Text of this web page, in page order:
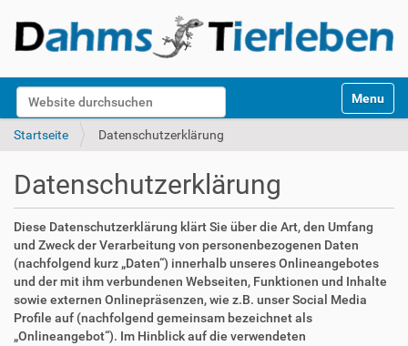
Website durchsuchen
k
Toggle
Startseite Datenschutzerklärung
Datenschutzerklärung
Diese Datenschutzerklärung klärt Sie über die Art, den Umfang
und Zweck der Verarbeitung von personenbezogenen Daten
(nachfolgend kurz „Daten“) innerhalb unseres Onlineangebotes
und der mit ihm verbundenen Webseiten, Funktionen und Inhalte
sowie externen Onlinepräsenzen, wie z.B. unser Social Media
Profile auf (nachfolgend gemeinsam bezeichnet als
„Onlineangebot“). Im Hinblick auf die verwendeten